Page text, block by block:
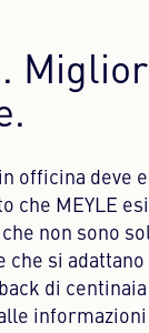
officina deve
che MEYLE
non sono
che si
di